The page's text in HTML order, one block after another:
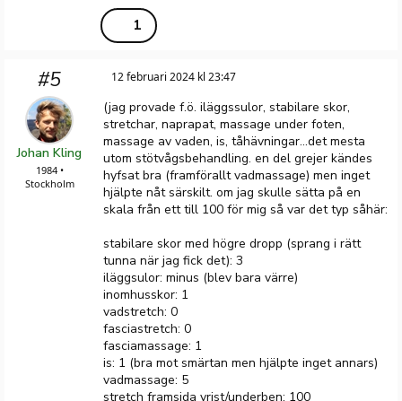
1
#5
Johan Kling
1984 •
Stockholm
12 februari 2024 kl 23:47
(jag provade f.ö. iläggssulor, stabilare skor,
stretchar, naprapat, massage under foten,
massage av vaden, is, tåhävningar...det mesta
utom stötvågsbehandling. en del grejer kändes
hyfsat bra (framförallt vadmassage) men inget
hjälpte nåt särskilt. om jag skulle sätta på en
skala från ett till 100 för mig så var det typ såhär:
stabilare skor med högre dropp (sprang i rätt
tunna när jag fick det): 3
iläggsulor: minus (blev bara värre)
inomhusskor: 1
vadstretch: 0
fasciastretch: 0
fasciamassage: 1
is: 1 (bra mot smärtan men hjälpte inget annars)
vadmassage: 5
stretch framsida vrist/underben: 100